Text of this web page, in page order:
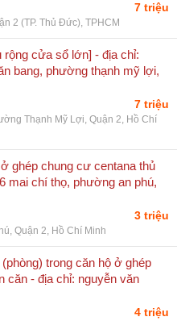
7 triệu
2 (TP. Thủ Đức), TPHCM
rộng cửa sổ lớn] - địa chỉ:
bang, phường thạnh mỹ lợi,
7 triệu
Thạnh Mỹ Lợi, Quận 2, Hồ Chí
ghép chung cư centana thủ
mai chí thọ, phường an phú,
3 triệu
Quận 2, Hồ Chí Minh
trong căn hộ ở ghép
căn - địa chỉ: nguyễn văn
điền, quận 2, hồ chí minh
4 triệu